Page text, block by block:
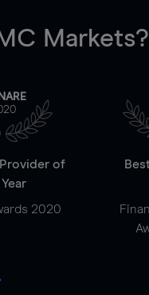
Markets?
of
2020